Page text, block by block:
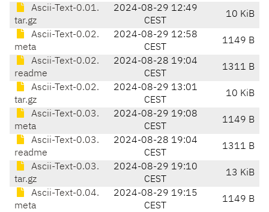
Ascii-Text-0.01.
tar.gz
2024-08-29 12:49
CEST
10 KiB
Ascii-Text-0.02.
meta
2024-08-29 12:58
CEST
1149 B
Ascii-Text-0.02.
readme
2024-08-28 19:04
CEST
1311 B
Ascii-Text-0.02.
tar.gz
2024-08-29 13:01
CEST
10 KiB
Ascii-Text-0.03.
meta
2024-08-29 19:08
CEST
1149 B
Ascii-Text-0.03.
readme
2024-08-28 19:04
CEST
1311 B
Ascii-Text-0.03.
tar.gz
2024-08-29 19:10
CEST
13 KiB
Ascii-Text-0.04.
meta
2024-08-29 19:15
CEST
1149 B